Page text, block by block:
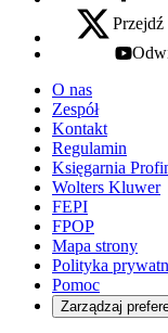
x - otwiera się w
youtube -
O nas
Zespół
Kontakt
Regulamin
Księgarnia
Wolters Kluwer
FEPI
FPOP
Mapa strony
Polityka
Pomoc
Zarządzaj